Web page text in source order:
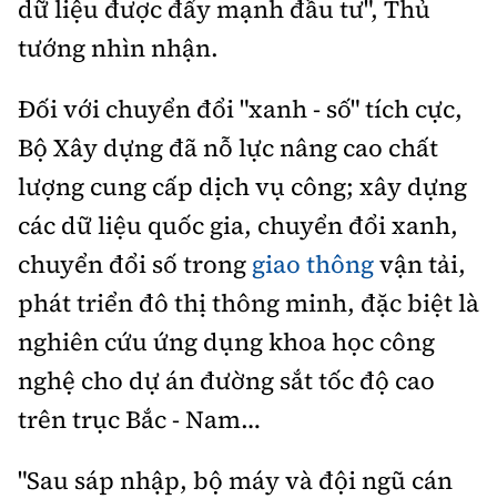
dữ liệu được đẩy mạnh đầu tư", Thủ
tướng nhìn nhận.
Đối với chuyển đổi "xanh - số" tích cực,
Bộ Xây dựng đã nỗ lực nâng cao chất
lượng cung cấp dịch vụ công; xây dựng
các dữ liệu quốc gia, chuyển đổi xanh,
chuyển đổi số trong giao thôngvận tải,
phát triển đô thị thông minh, đặc biệt là
nghiên cứu ứng dụng khoa học công
nghệ cho dự án đường sắt tốc độ cao
trên trục Bắc - Nam…
"Sau sáp nhập, bộ máy và đội ngũ cán